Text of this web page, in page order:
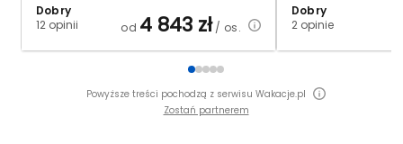
Dobry
12 opinii
od 4 843 zł/ os.
Dobry
2 opinie
Powyższe treści pochodzą z serwisu Wakacje.pl
Zostań partnerem